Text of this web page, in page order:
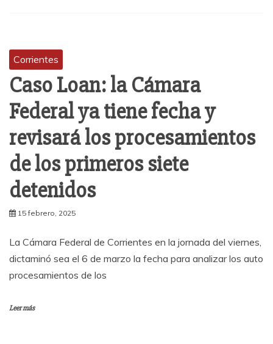
Corrientes
Caso Loan: la Cámara
Federal ya tiene fecha y
revisará los procesamientos
de los primeros siete
detenidos
15 febrero, 2025
La Cámara Federal de Corrientes en la jornada del viernes,
dictaminó sea el 6 de marzo la fecha para analizar los auto
procesamientos de los
Leer más